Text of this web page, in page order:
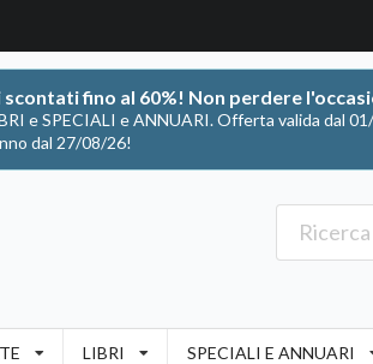
fino al 60%! Non perdere
e SPECIALI e ANNUARI. Offerta valida dal
dal 27/08/26!
LIBRI SPECIALI E ANNUARI